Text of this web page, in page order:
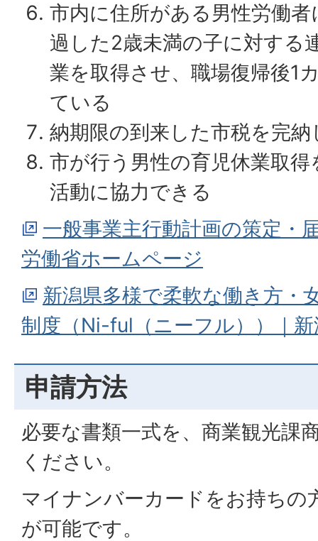
市内に住所がある男性労働
過した2歳未満の子に対する
業を取得させ、職場復帰後1
ている
納期限の到来した市税を完
市が行う男性の育児休業取
活動に協力できる
一般事業主行動計画の策定・
労働省ホームページ
新潟県多様で柔軟な働き方・
制度（Ni-ful（ニーフル））｜
申請方法
必要な書類一式を、商業観光課
ください。
マイナンバーカードをお持ちの
が可能です。